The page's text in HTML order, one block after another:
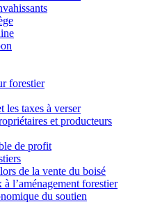
forestier
les taxes à verser
et producteurs
de profit
de la vente du boisé
l’aménagement forestier
du soutien